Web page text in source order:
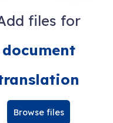
files for
document
Browse files